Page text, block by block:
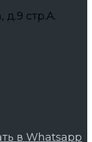
д.9 стр.А.
в Whatsapp